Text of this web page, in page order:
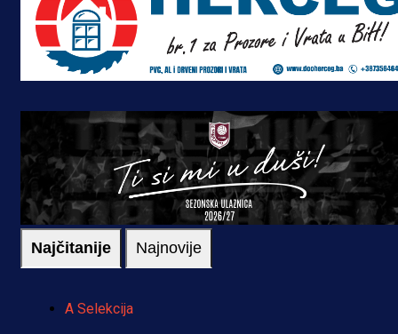
Najčitanije Najnovije
A Selekcija